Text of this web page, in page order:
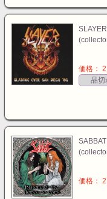
価格：
品切
価格：